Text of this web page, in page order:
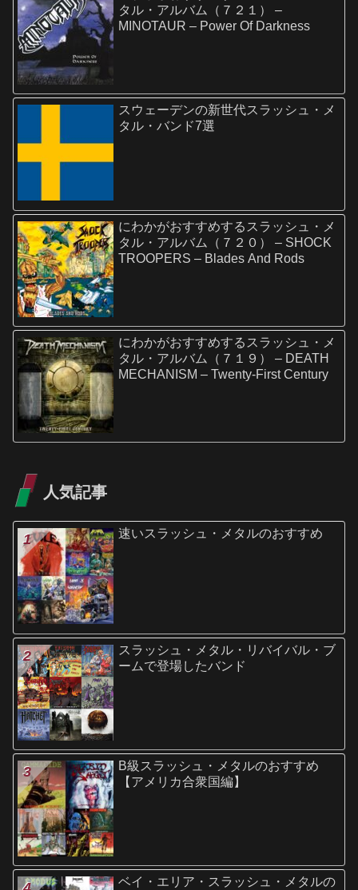
タル・アルバム（７２１） –
MINOTAUR – Power Of Darkness
スウェーデンの新世代スラッシュ・メ
タル・バンド7選
にわかがおすすめするスラッシュ・メ
タル・アルバム（７２０） – SHOCK
TROOPERS – Blades And Rods
にわかがおすすめするスラッシュ・メ
タル・アルバム（７１９） – DEATH
MECHANISM – Twenty-First Century
人気記事
速いスラッシュ・メタルのおすすめ
スラッシュ・メタル・リバイバル・ブ
ームで登場したバンド
B級スラッシュ・メタルのおすすめ
【アメリカ合衆国編】
ベイ・エリア・スラッシュ・メタルの